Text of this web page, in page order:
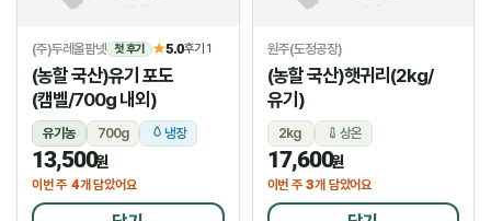
(주)두레올팜넷 첫 후기 ★5.0후기 1
(농할 국산)유기 포도
(캠벨/700g 내외)
유기농 700g 냉장
13,500원
이번 주 4개 담았어요
원주(도정공장)
(농할 국산)햇귀리(2kg/
유기)
2kg 상온
17,600원
이번 주 3개 담았어요